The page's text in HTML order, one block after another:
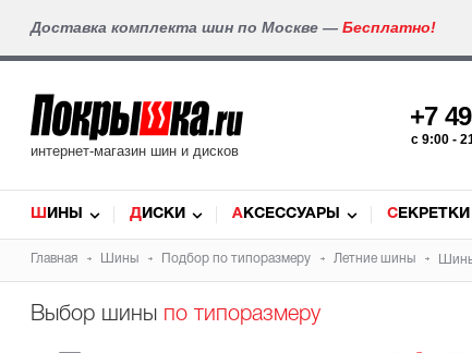
Доставка комплекта шин по Москве — Бесплатно!
интернет-магазин шин и дисков
+7
c 9:00 -
ШИНЫ ДИСКИ АКСЕССУАРЫ СЕКРЕТКИ
Главная Шины Подбор по типоразмеру Летние шины
Выбор шины по типоразмеру